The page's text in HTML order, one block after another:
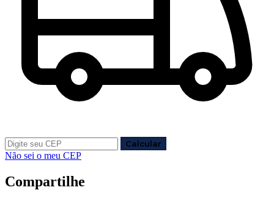
Calcular
Não sei o meu CEP
Compartilhe